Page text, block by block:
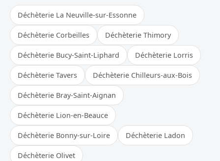
Déchèterie La Neuville-sur-Essonne
Déchèterie Corbeilles Déchèterie Thimory
Déchèterie Bucy-Saint-Liphard Déchèterie Lorris
Déchèterie Tavers Déchèterie Chilleurs-aux-Bois
Déchèterie Bray-Saint-Aignan
Déchèterie Lion-en-Beauce
Déchèterie Bonny-sur-Loire Déchèterie Ladon
Déchèterie Olivet